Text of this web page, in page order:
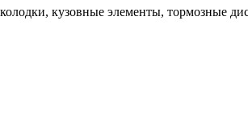
кузовные элементы, тормозные